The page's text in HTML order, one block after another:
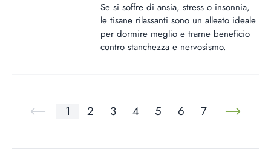
Se si soffre di ansia, stress o insonnia,
le tisane rilassanti sono un alleato ideale
per dormire meglio e trarne beneficio
contro stanchezza e nervosismo.
1 2 3 4 5 6 7